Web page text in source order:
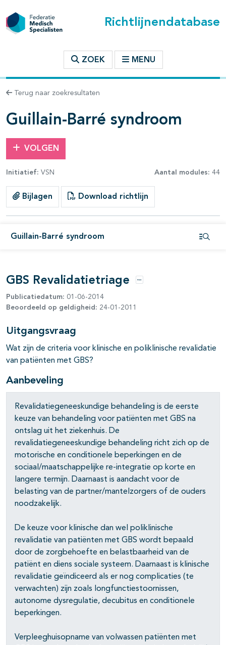
Richtlijnendatabase
ZOEK MENU
Terug naar zoekresultaten
Guillain-Barré syndroom
VOLGEN
Initiatief: VSN Aantal modules: 44
Bijlagen Download richtlijn
Guillain-Barré syndroom
binnen deze richtlijn
open- en dichtklappen
open- en dichtklappen
open- en dichtklappen
GBS Revalidatietriage Opties
Publicatiedatum: 01-06-2014
Beoordeeld op geldigheid: 24-01-2011
Uitgangsvraag
Wat zijn de criteria voor klinische en poliklinische revalidatie
van patiënten met GBS?
Aanbeveling
Revalidatiegeneeskundige behandeling is de eerste
keuze van behandeling voor patiënten met GBS na
ontslag uit het ziekenhuis. De
revalidatiegeneeskundige behandeling richt zich op de
motorische en conditionele beperkingen en de
sociaal/maatschappelijke re-integratie op korte en
langere termijn. Daarnaast is aandacht voor de
belasting van de partner/mantelzorgers of de ouders
noodzakelijk.
De keuze voor klinische dan wel poliklinische
revalidatie van patiënten met GBS wordt bepaald
door de zorgbehoefte en belastbaarheid van de
patiënt en diens sociale systeem. Daarnaast is klinische
revalidatie geïndiceerd als er nog complicaties (te
verwachten) zijn zoals longfunctiestoornissen,
autonome dysregulatie, decubitus en conditionele
beperkingen.
Verpleeghuisopname van volwassen patiënten met